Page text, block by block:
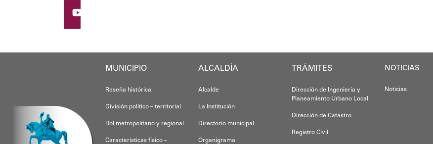
Oskarina Rosso
MUNICIPIO
Reseña histórica
División político – territorial
Rol metropolitano y regional
Características físico –
ALCALDÍA
Alcalde
La Institución
Directorio municipal
Organigrama
TRÁMITES
Dirección de Ingeniería y
Planeamiento Urbano Local
Dirección de Catastro
Registro Civil
NOTICIAS
Noticias